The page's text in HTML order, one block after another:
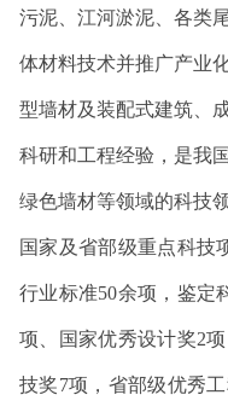
污泥、江河淤泥、各类
体材料技术并推广产业
型墙材及装配式建筑、
科研和工程经验，是我
绿色墙材等领域的科技
国家及省部级重点科技
行业标准50余项，鉴定
项、国家优秀设计奖2
技奖7项，省部级优秀